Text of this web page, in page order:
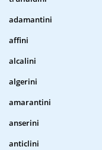
adamantini
affini
alcalini
algerini
amarantini
anserini
anticlini